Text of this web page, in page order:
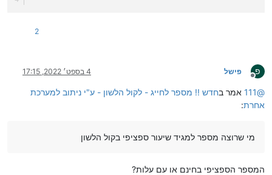
2
פ
מנותק
פישל 4 בספט׳ 2022, 17:15
@
111 אמר בחדש !! מספר לחייג - לקול הלשון - ע"י ניתוב למערכת
אחרת:
מי שרוצה מספר למגיד שיעור ספציפי בקול הלשון
המספר הספציפי בחינם או עם עלות?